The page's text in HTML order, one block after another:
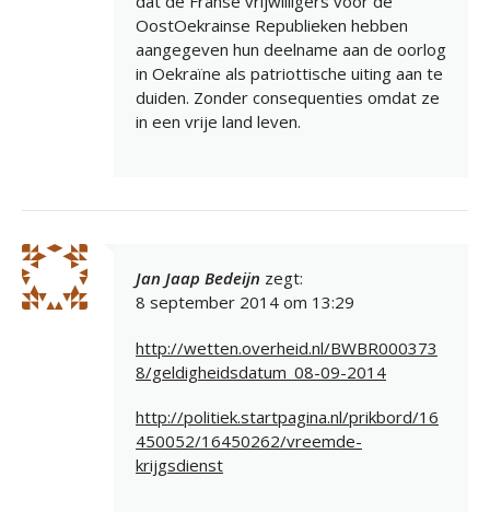
OostOekrainse Republieken hebben
aangegeven hun deelname aan de oorlog
in Oekraïne als patriottische uiting aan te
duiden. Zonder consequenties omdat ze
in een vrije land leven.
Jan Jaap Bedeijn zegt:
8 september 2014 om 13:29
http://wetten.overheid.nl/BWBR000373
8/geldigheidsdatum_08-09-2014
http://politiek.startpagina.nl/prikbord/16
450052/16450262/vreemde-
krijgsdienst